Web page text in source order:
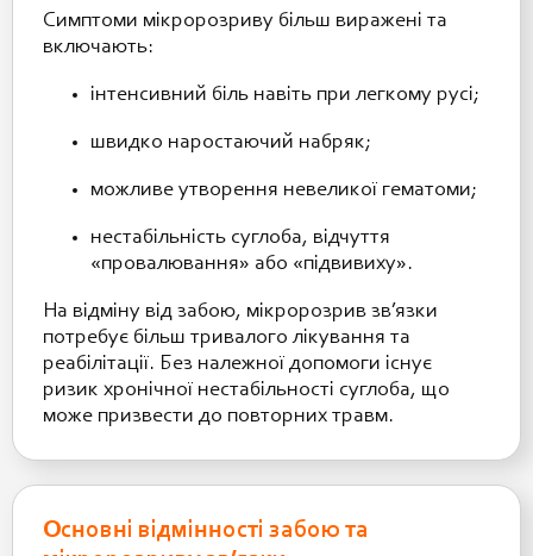
Симптоми мікророзриву більш виражені та
включають:
інтенсивний біль навіть при легкому русі;
швидко наростаючий набряк;
можливе утворення невеликої гематоми;
нестабільність суглоба, відчуття
«провалювання» або «підвивиху».
На відміну від забою, мікророзрив зв’язки
потребує більш тривалого лікування та
реабілітації. Без належної допомоги існує
ризик хронічної нестабільності суглоба, що
може призвести до повторних травм.
Основні відмінності забою та